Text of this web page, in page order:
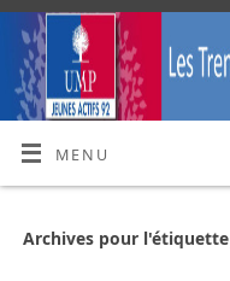
MENU
Archives pour l'étiquette